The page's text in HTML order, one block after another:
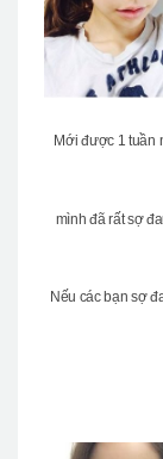
Mới được 1 tuần
mình đã rất sợ
Nếu các bạn sợ